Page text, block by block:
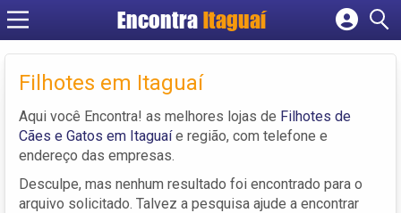
EncontraItaguaí
Cadastrar empresa
Criar conta
Filhotes em Itaguaí
Aqui você Encontra! as melhores lojas de Filhotes de
Cães e Gatos em Itaguaíe região, com telefone e
endereço das empresas.
Desculpe, mas nenhum resultado foi encontrado para o
arquivo solicitado. Talvez a pesquisa ajude a encontrar